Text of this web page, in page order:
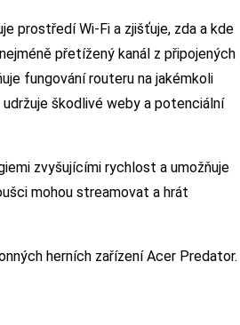
prostředí Wi-Fi a zjišťuje, zda a kde
přetížený kanál z připojených
fungování routeru na jakémkoli
škodlivé weby a potenciální
zvyšujícími rychlost a umožňuje
mohou streamovat a hrát
herních zařízení Acer Predator.